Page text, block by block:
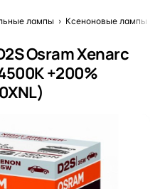
лампы › Ксеноновые лампы
Osram Xenarc
+200%